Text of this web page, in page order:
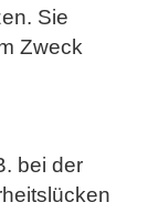
Sie
Zweck
bei der